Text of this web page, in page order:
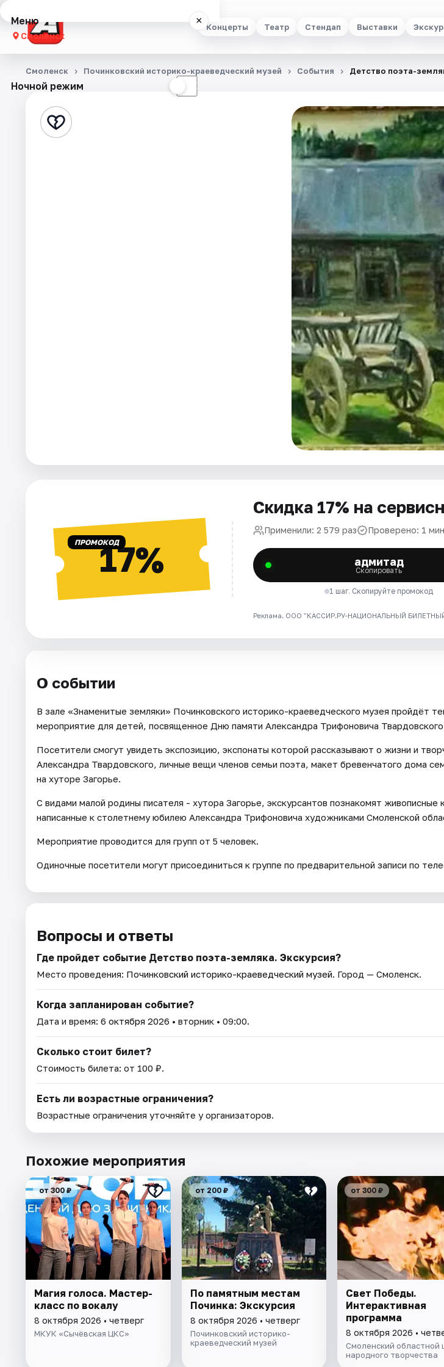
Концерты Театр Стендап Выставки
Меню ×
Смоленск
Концерты
Стендап
Ночной режим ☾
Смоленск Починковский историко-краеведческий музей События Детство поэта-
ПРОМОКОД17%
Скидка 17% на
Применили: 2 579 раз Проверено: 1
адмитад
Скопировать
1 шаг. Скопируйте промокод
Реклама. ООО "КАССИР.РУ-НАЦИОНАЛЬНЫЙ БИЛЕТНЫЙ
О событии
В зале «Знаменитые земляки» Починковского историко-краеведческого музея пройдёт
мероприятие для детей, посвященное Дню памяти Александра Трифоновича
Посетители смогут увидеть экспозицию, экспонаты которой рассказывают о жизни и
Александра Твардовского, личные вещи членов семьи поэта, макет бревенчатого дома
на хуторе Загорье.
С видами малой родины писателя - хутора Загорье, экскурсантов познакомят живописные
написанные к столетнему юбилею Александра Трифоновича художниками Смоленской
Мероприятие проводится для групп от 5 человек.
Одиночные посетители могут присоединиться к группе по предварительной записи по
Вопросы и ответы
Где пройдет событие Детство поэта-земляка. Экскурсия?
Место проведения: Починковский историко-краеведческий музей. Город — Смоленск.
Когда запланирован событие?
Дата и время: 6 октября 2026 • вторник • 09:00.
Сколько стоит билет?
Стоимость билета: от 100 ₽.
Есть ли возрастные ограничения?
Возрастные ограничения уточняйте у организаторов.
Похожие мероприятия
от 300 ₽
Магия голоса. Мастер-
класс по вокалу
8 октября 2026 • четверг
МКУК «Сычёвская ЦКС»
от 200 ₽
По памятным местам
Починка: Экскурсия
8 октября 2026 • четверг
Починковский историко-
краеведческий музей
от 300 ₽
Свет Победы.
Интерактивная
программа
8 октября 2026 •
Смоленский областной
народного творчества